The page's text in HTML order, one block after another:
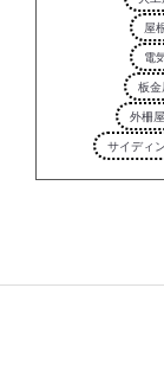
屋
電
板金
外柵屋
サイディ